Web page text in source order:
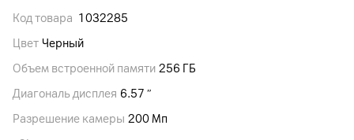
Код товара 1032285
Цвет Черный
Объем встроенной памяти 256 ГБ
Диагональ дисплея 6.57 ″
Разрешение камеры 200 Мп